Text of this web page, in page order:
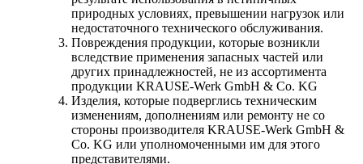
природных условиях, превышении нагрузок или
недостаточного технического обслуживания.
Повреждения продукции, которые возникли
вследствие применения запасных частей или
других принадлежностей, не из ассортимента
продукции KRAUSE-Werk GmbH & Со. KG
Изделия, которые подверглись техническим
изменениям, дополнениям или ремонту не со
стороны производителя KRAUSE-Werk GmbH &
Со. KG или уполномоченными им для этого
представителями.